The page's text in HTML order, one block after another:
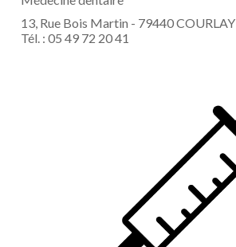
13, Rue Bois Martin - 79440 COURLAY
Tél. : 05 49 72 20 41